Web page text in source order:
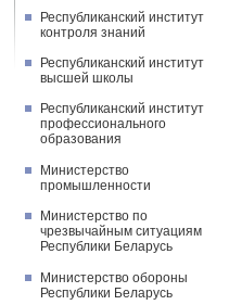
Республиканский институт
контроля знаний
Республиканский институт
высшей школы
Республиканский институт
профессионального
образования
Министерство
промышленности
Министерство по
чрезвычайным ситуациям
Республики Беларусь
Министерство обороны
Республики Беларусь